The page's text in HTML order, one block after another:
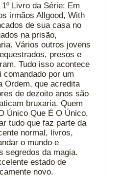
Livro da Série: Em
irmãos Allgood, With
de sua casa no
na prisão,
Vários outros jovens
presos e
Tudo isso acontece
comandado por um
Ordem, que acredita
de dezoito anos são
bruxaria. Quem
Único Que É O Único,
tudo que faz parte da
normal, livros,
o mundo e
segredos da magia.
estado de
novo.